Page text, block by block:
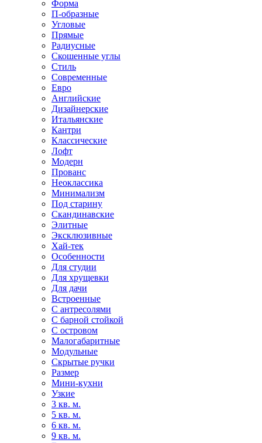
Форма
П-образные
Угловые
Прямые
Радиусные
Скошенные углы
Стиль
Современные
Евро
Английские
Дизайнерские
Итальянские
Кантри
Классические
Лофт
Модерн
Прованс
Неоклассика
Минимализм
Под старину
Скандинавские
Элитные
Эксклюзивные
Хай-тек
Особенности
Для студии
Для хрущевки
Для дачи
Встроенные
С антресолями
С барной стойкой
С островом
Малогабаритные
Модульные
Скрытые ручки
Размер
Мини-кухни
Узкие
3 кв. м.
5 кв. м.
6 кв. м.
9 кв. м.